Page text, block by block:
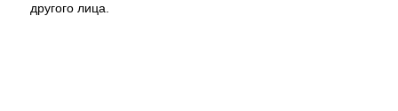
другого лица.